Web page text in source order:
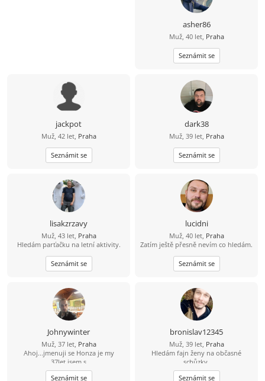
asher86
Muž, 40 let, Praha
Seznámit se
jackpot
Muž, 42 let, Praha
Seznámit se
dark38
Muž, 39 let, Praha
Seznámit se
lisakzrzavy
Muž, 43 let, Praha
Hledám parťačku na letní aktivity.
Seznámit se
lucidni
Muž, 40 let, Praha
Zatím ještě přesně nevím co hledám.
Seznámit se
Johnywinter
Muž, 37 let, Praha
Ahoj...jmenuji se Honza je my
37let,jsem s
prahy,svobodný,bezdětní. Touto
Seznámit se
bronislav12345
Muž, 39 let, Praha
Hledám fajn ženy na občasné
schůzky.
Seznámit se